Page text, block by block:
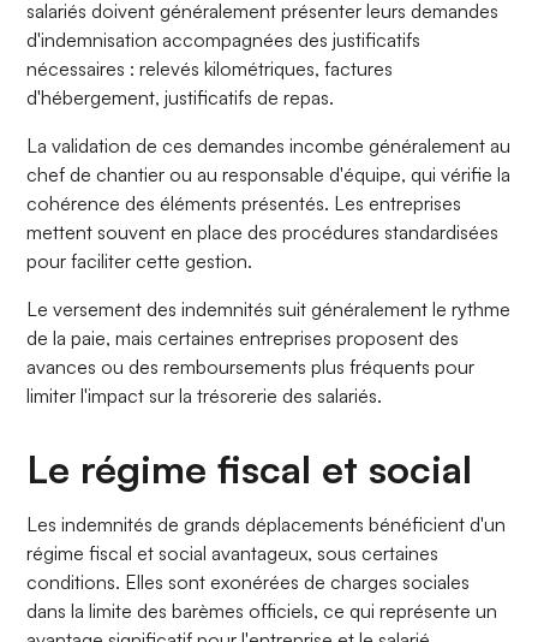
salariés doivent généralement présenter leurs demandes
d'indemnisation accompagnées des justificatifs
nécessaires : relevés kilométriques, factures
d'hébergement, justificatifs de repas.
La validation de ces demandes incombe généralement au
chef de chantier ou au responsable d'équipe, qui vérifie la
cohérence des éléments présentés. Les entreprises
mettent souvent en place des procédures standardisées
pour faciliter cette gestion.
Le versement des indemnités suit généralement le rythme
de la paie, mais certaines entreprises proposent des
avances ou des remboursements plus fréquents pour
limiter l'impact sur la trésorerie des salariés.
Le régime fiscal et social
Les indemnités de grands déplacements bénéficient d'un
régime fiscal et social avantageux, sous certaines
conditions. Elles sont exonérées de charges sociales
dans la limite des barèmes officiels, ce qui représente un